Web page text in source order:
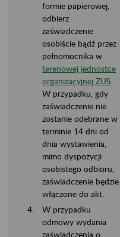
formie papierowej,
odbierz
zaświadczenie
osobiście bądź przez
pełnomocnika w
terenowej jednostce
organizacyjnej ZUS.
W przypadku, gdy
zaświadczenie nie
zostanie odebrane w
terminie 14 dni od
dnia wystawienia,
mimo dyspozycji
osobistego odbioru,
zaświadczenie będzie
włączone do akt.
W przypadku
odmowy wydania
zaświadczenia o